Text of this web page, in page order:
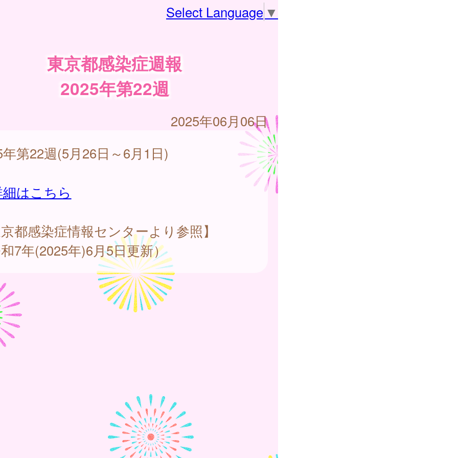
Select Language ▼
東京都感染症週報
2025年第22週
2025年06月06日
第22週(5月26日～6月1日)
はこちら
都感染症情報センターより参照】
7年(2025年)6月5日更新）